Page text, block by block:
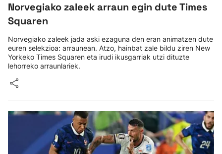
Norvegiako zaleek arraun egin dute Times
Squaren
Norvegiako zaleek jada aski ezaguna den eran animatzen dute
euren selekzioa: arraunean. Atzo, hainbat zale bildu ziren New
Yorkeko Times Squaren eta irudi ikusgarriak utzi dituzte
lehorreko arraunlariek.